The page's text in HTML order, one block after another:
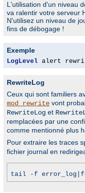
L'utilisation d'un niveau
va ralentir votre serveur
N'utilisez un niveau de
fins de débogage !
Exemple
LogLevel alert
RewriteLog
Ceux qui sont familiers
mod_rewrite vont
RewriteLog et
remplacées par une
comme mentionné plus
Pour extraire les traces
fichier journal en
tail -f